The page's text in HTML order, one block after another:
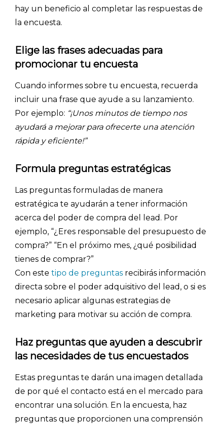
hay un beneficio al completar las respuestas de
la encuesta.
Elige las frases adecuadas para
promocionar tu encuesta
Cuando informes sobre tu encuesta, recuerda
incluir una frase que ayude a su lanzamiento.
Por ejemplo: “¡Unos minutos de tiempo nos
ayudará a mejorar para ofrecerte una atención
rápida y eficiente!”
Formula preguntas estratégicas
Las preguntas formuladas de manera
estratégica te ayudarán a tener información
acerca del poder de compra del lead. Por
ejemplo, “¿Eres responsable del presupuesto de
compra?” “En el próximo mes, ¿qué posibilidad
tienes de comprar?”
Con este tipo de preguntas recibirás información
directa sobre el poder adquisitivo del lead, o si es
necesario aplicar algunas estrategias de
marketing para motivar su acción de compra.
Haz preguntas que ayuden a descubrir
las necesidades de tus encuestados
Estas preguntas te darán una imagen detallada
de por qué el contacto está en el mercado para
encontrar una solución. En la encuesta, haz
preguntas que proporcionen una comprensión